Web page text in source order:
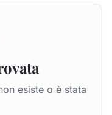
esiste o è stata